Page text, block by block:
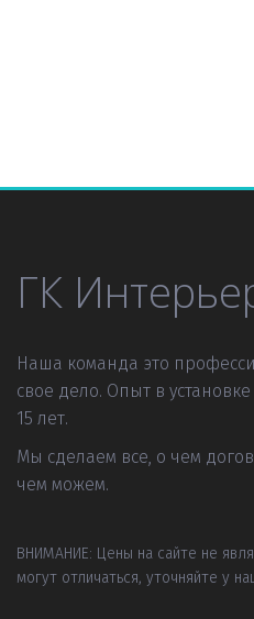
ГК
Наша команда это
свое дело. Опыт в
15 лет.
Мы сделаем все, о чем
чем можем.
ВНИМАНИЕ: Цены на сайте не
могут отличаться, уточняйте у